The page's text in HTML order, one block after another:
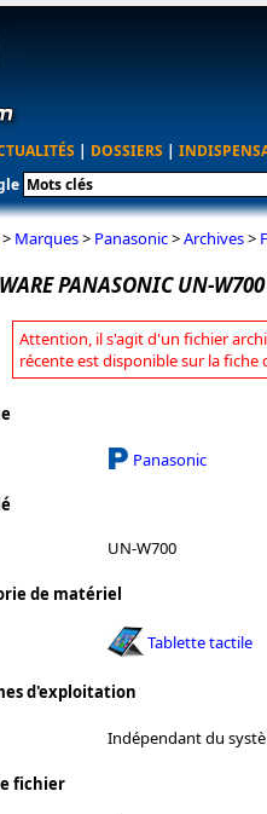
| DOSSIERS |
> Marques> Panasonic>Archives>
PANASONIC UN-
Attention, il s'agit d'un fichier
récente est disponible sur la fiche
Panasonic
UN-W700
de matériel
Tablette tactile
d'exploitation
Indépendant du
fichier